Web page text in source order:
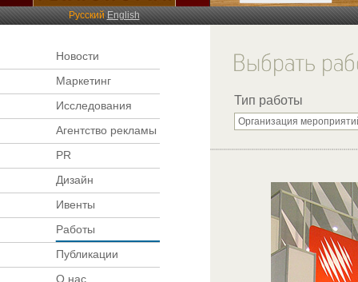
РусскийEnglish
Новости
Маркетинг
Исследования
Агентство рекламы
PR
Дизайн
Ивенты
Работы
Публикации
О нас
Тип работы